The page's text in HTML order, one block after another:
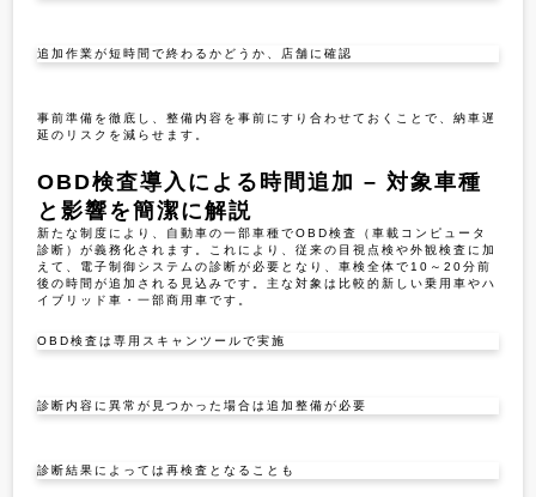
追加作業が短時間で終わるかどうか、店舗に確認
事前準備を徹底し、整備内容を事前にすり合わせておくことで、納車遅
延のリスクを減らせます。
OBD検査導入による時間追加 – 対象車種
と影響を簡潔に解説
新たな制度により、自動車の一部車種でOBD検査（車載コンピュータ
診断）が義務化されます。これにより、従来の目視点検や外観検査に加
えて、電子制御システムの診断が必要となり、車検全体で10～20分前
後の時間が追加される見込みです。主な対象は比較的新しい乗用車やハ
イブリッド車・一部商用車です。
OBD検査は専用スキャンツールで実施
診断内容に異常が見つかった場合は追加整備が必要
診断結果によっては再検査となることも